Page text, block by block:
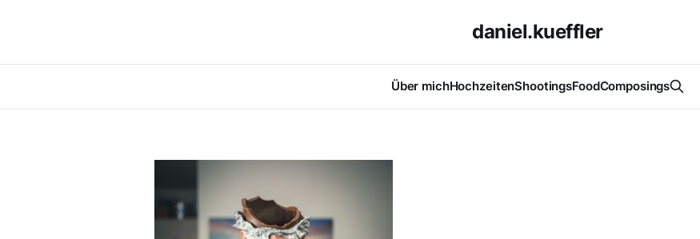
daniel.kueffler
Über michHochzeitenShootingsFoodComposings